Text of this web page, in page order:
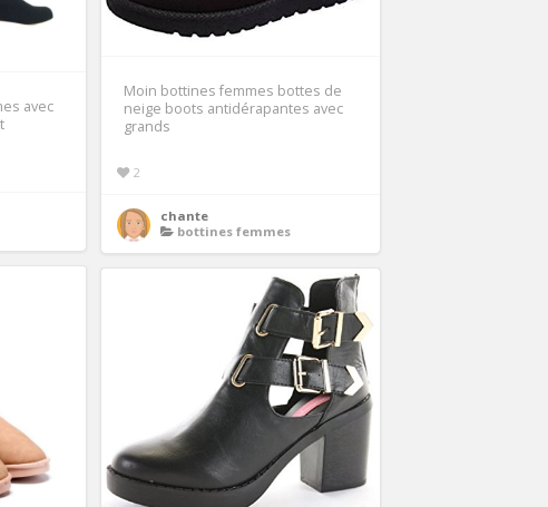
Moin bottines femmes bottes de
neige boots antidérapantes avec
grands
2
chante
bottines femmes
avec